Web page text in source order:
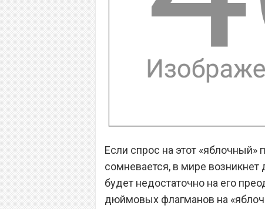
Если спрос на этот «яблочный»
сомневается, в мире возникнет
будет недостаточно на его
дюймовых флагманов на